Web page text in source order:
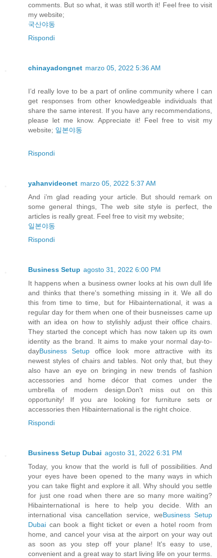
comments. But so what, it was still worth it! Feel free to visit
my website;
국산야동
Rispondi
chinayadongnet marzo 05, 2022 5:36 AM
I’d really love to be a part of online community where I can
get responses from other knowledgeable individuals that
share the same interest. If you have any recommendations,
please let me know. Appreciate it! Feel free to visit my
website; 일본야동
Rispondi
yahanvideonet marzo 05, 2022 5:37 AM
And i’m glad reading your article. But should remark on
some general things, The web site style is perfect, the
articles is really great. Feel free to visit my website;
일본야동
Rispondi
Business Setup agosto 31, 2022 6:00 PM
It happens when a business owner looks at his own dull life
and thinks that there's something missing in it. We all do
this from time to time, but for Hibainternational, it was a
regular day for them when one of their busneisses came up
with an idea on how to stylishly adjust their office chairs.
They started the concept which has now taken up its own
identity as the brand. It aims to make your normal day-to-
dayBusiness Setup office look more attractive with its
newest styles of chairs and tables. Not only that, but they
also have an eye on bringing in new trends of fashion
accessories and home décor that comes under the
umbrella of modern design.Don't miss out on this
opportunity! If you are looking for furniture sets or
accessories then Hibainternational is the right choice.
Rispondi
Business Setup Dubai agosto 31, 2022 6:31 PM
Today, you know that the world is full of possibilities. And
your eyes have been opened to the many ways in which
you can take flight and explore it all. Why should you settle
for just one road when there are so many more waiting?
Hibainternational is here to help you decide. With an
international visa cancellation service, weBusiness Setup
Dubai can book a flight ticket or even a hotel room from
home, and cancel your visa at the airport on your way out
as soon as you step off your plane! It's easy to use,
convenient and a great way to start living life on your terms.